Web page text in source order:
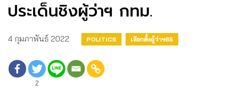
ประเด็นชิงผู้ว่าฯ กทม.
4 กุมภาพันธ์ 2022 POLITICS เลือกตั้งผู้ว่าฯ65
2